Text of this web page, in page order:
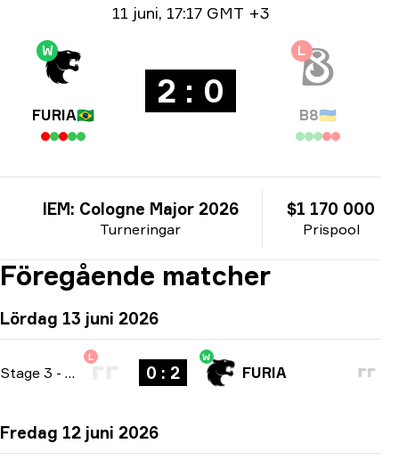
11 juni, 17:17 GMT +3
W
FURIA🇧🇷
2 : 0
L
B8🇺🇦
Turneringar
IEM: Cologne Major 2026
Prispool
$1 170 000
Föregående matcher
Lördag 13 juni 2026
Stage 3 - bo3
L
0 : 2
W
FURIA
Fredag 12 juni 2026